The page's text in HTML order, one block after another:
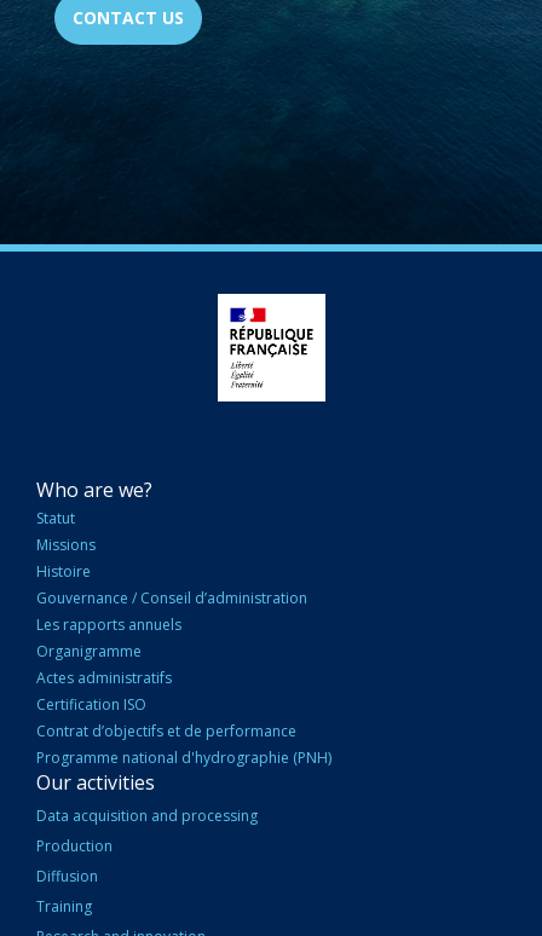
CONTACT US
NAVIGATION
PRINCIPALE
Who are we?
Statut
Missions
Histoire
Gouvernance / Conseil d’administration
Les rapports annuels
Organigramme
Actes administratifs
Certification ISO
Contrat d’objectifs et de performance
Programme national d'hydrographie (PNH)
Our activities
Data acquisition and processing
Production
Diffusion
Training